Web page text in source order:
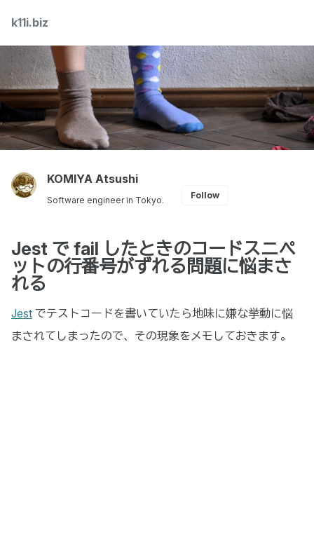
primary
navigation
content
footer
k11i.biz
KOMIYA Atsushi
Software engineer in Tokyo. Follow
Jest で fail したときのコードスニペ
ットの行番号がずれる問題に悩まさ
れる
Jest でテストコードを書いていたら地味に嫌な挙動に悩
まされてしまったので、その現象をメモしておきます。